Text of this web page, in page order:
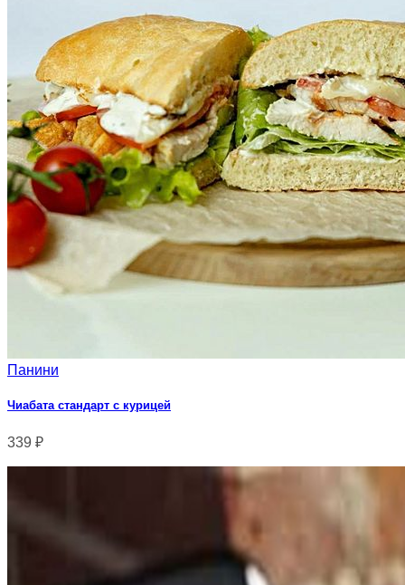
Панини
Чиабата стандарт с курицей
339 ₽